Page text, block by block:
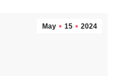
May 15 2024